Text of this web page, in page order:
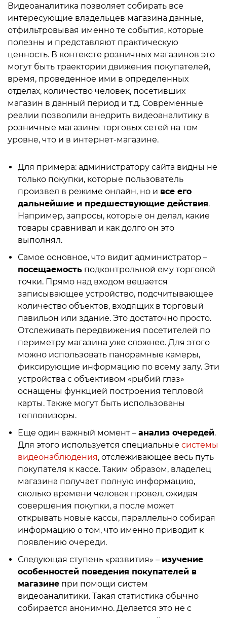
Видеоаналитика позволяет собирать все
интересующие владельцев магазина данные,
отфильтровывая именно те события, которые
полезны и представляют практическую
ценность. В контексте розничных магазинов это
могут быть траектории движения покупателей,
время, проведенное ими в определенных
отделах, количество человек, посетивших
магазин в данный период и т.д. Современные
реалии позволили внедрить видеоаналитику в
розничные магазины торговых сетей на том
уровне, что и в интернет-магазине.
Для примера: администратору сайта видны не
только покупки, которые пользователь
произвел в режиме онлайн, но и все его
дальнейшие и предшествующие действия.
Например, запросы, которые он делал, какие
товары сравнивал и как долго он это
выполнял.
Самое основное, что видит администратор –
посещаемость подконтрольной ему торговой
точки. Прямо над входом вешается
записывающее устройство, подсчитывающее
количество объектов, входящих в торговый
павильон или здание. Это достаточно просто.
Отслеживать передвижения посетителей по
периметру магазина уже сложнее. Для этого
можно использовать панорамные камеры,
фиксирующие информацию по всему залу. Эти
устройства с объективом «рыбий глаз»
оснащены функцией построения тепловой
карты. Также могут быть использованы
тепловизоры.
Еще один важный момент – анализ очередей.
Для этого используется специальные системы
видеонаблюдения, отслеживающее весь путь
покупателя к кассе. Таким образом, владелец
магазина получает полную информацию,
сколько времени человек провел, ожидая
совершения покупки, а после может
открывать новые кассы, параллельно собирая
информацию о том, что именно приводит к
появлению очереди.
Следующая ступень «развития» – изучение
особенностей поведения покупателей в
магазине при помощи систем
видеоаналитики. Такая статистика обычно
собирается анонимно. Делается это не с